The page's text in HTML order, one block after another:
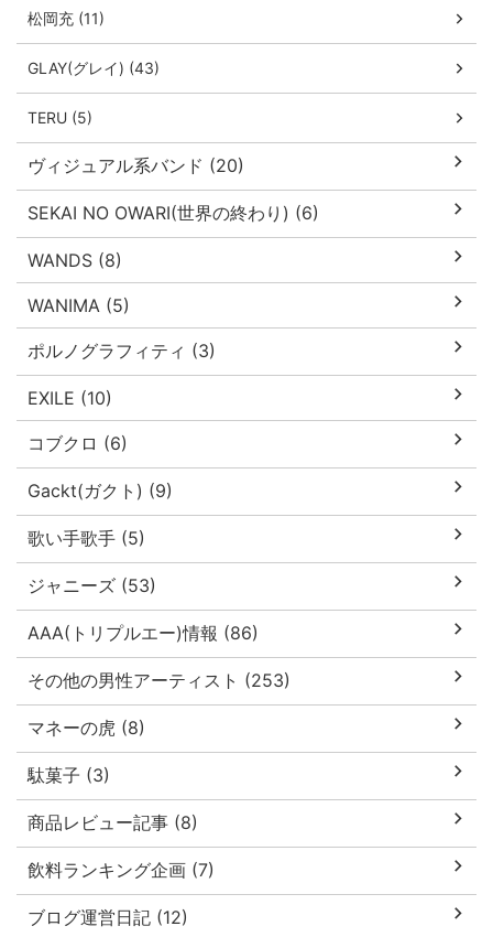
松岡充 (11)
GLAY(グレイ) (43)
TERU (5)
ヴィジュアル系バンド (20)
SEKAI NO OWARI(世界の終わり) (6)
WANDS (8)
WANIMA (5)
ポルノグラフィティ (3)
EXILE (10)
コブクロ (6)
Gackt(ガクト) (9)
歌い手歌手 (5)
ジャニーズ (53)
AAA(トリプルエー)情報 (86)
その他の男性アーティスト (253)
マネーの虎 (8)
駄菓子 (3)
商品レビュー記事 (8)
飲料ランキング企画 (7)
ブログ運営日記 (12)